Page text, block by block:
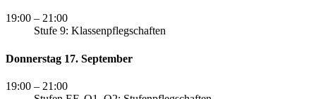
19:00 – 21:00
Stufe 9: Klassenpflegschaften
Donnerstag 17. September
19:00 – 21:00